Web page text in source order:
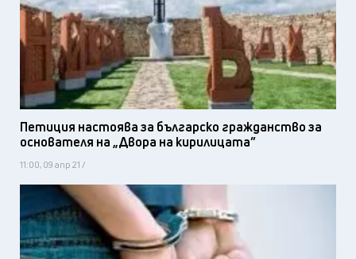
Петиция настоява за българско гражданство за
основателя на „Двора на кирилицата”
11:00, 09 апр 21 /